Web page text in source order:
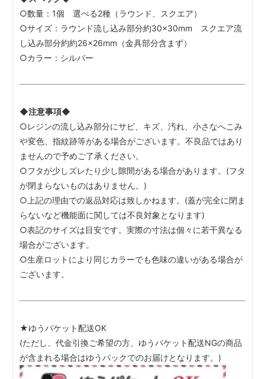
○数量：1個 選べる2種（ラウンド、スクエア）
○サイズ：ラウンド流し込み部分約30×30mm スクエア流
し込み部分約約26×26mm（金具部分含まず）
○カラー：シルバー
◆注意事項◆
○レジンの流し込み部分にサビ、キズ、汚れ、小さなへこみ
や変色、指紋跡等がある場合がございます。不良品ではあり
ませんので予めご了承ください。
○フタが少しズレたり少し隙間がある場合があります。(フタ
が閉まらないものはありません。)
○上記の理由での返品対応は致しかねます。(蓋が完全に閉ま
らないなど機能面に関しては不良対象となります)
○表記のサイズは目安です。実際の寸法は個々に若干異なる
場合がございます。
○生産ロットにより同じカラーでも色味の違いがある場合が
ございます。
★ゆうパケット配送OK
(ただし、代金引換ご希望の方、ゆうパケット配送NGの商品
が含まれる場合はゆうパックでのお届けとなります。)